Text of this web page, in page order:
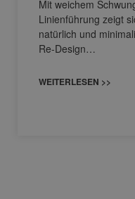
Mit weichem
Linienführung zeigt
natürlich und
Re-Design…
WEITERLESEN >>